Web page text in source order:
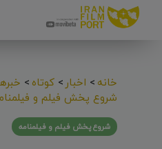
خانه> اخبار> کوتاه>
شروع پخش فیلم و
شروع پخش فیلم و فیلمنامه